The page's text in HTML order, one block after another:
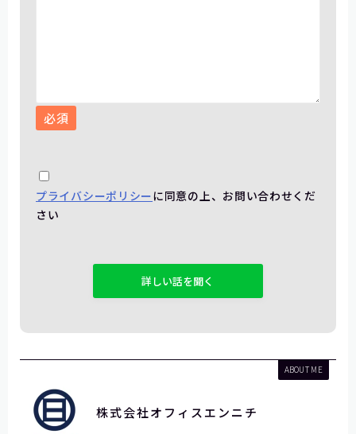
必須
プライバシーポリシーに同意の上、お問い合わせくだ
さい
ー
は
空
の
ABOUT ME
株式会社オフィスエンニチ